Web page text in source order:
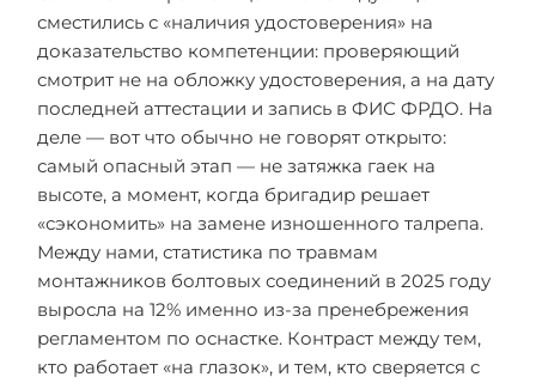
сместились с «наличия удостоверения» на
доказательство компетенции: проверяющий
смотрит не на обложку удостоверения, а на дату
последней аттестации и запись в ФИС ФРДО. На
деле — вот что обычно не говорят открыто:
самый опасный этап — не затяжка гаек на
высоте, а момент, когда бригадир решает
«сэкономить» на замене изношенного талрепа.
Между нами, статистика по травмам
монтажников болтовых соединений в 2025 году
выросла на 12% именно из-за пренебрежения
регламентом по оснастке. Контраст между тем,
кто работает «на глазок», и тем, кто сверяется с